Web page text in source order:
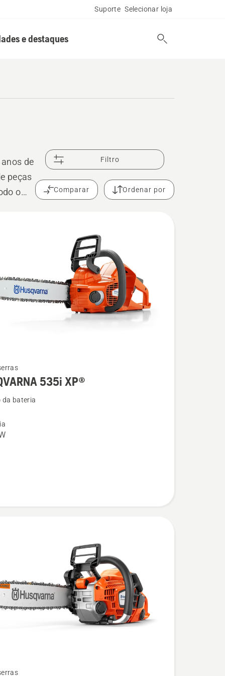
Suporte Selecionar loja
e destaques
de
peças
o
Filtro
Comparar Ordenar por
535i XP®
da bateria